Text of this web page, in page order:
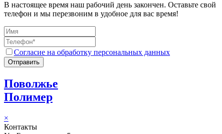
В настоящее время наш рабочий день закончен. Оставьте свой
телефон и мы перезвоним в удобное для вас время!
Согласие на обработку персональных данных
Отправить
Поволжье
Полимер
×
Контакты